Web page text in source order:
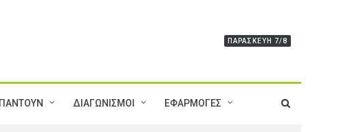
ΠΑΡΑΣΚΕΥΉ 7/8
ΔΙΑΓΩΝΙΣΜΟΙ ΕΦΑΡΜΟΓΕΣ